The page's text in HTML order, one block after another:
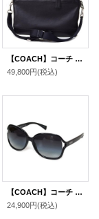
【COACH】コーチ メンズ バッグ レザー ジップ コミューター ビジネス ブリーフケース ブラック【訳あり】〔日本未発売〕
49,800円(税込)
【COACH】コーチ ロゴ フレーム サングラス（ケース付き）ブラック〔日本未発売〕
24,900円(税込)